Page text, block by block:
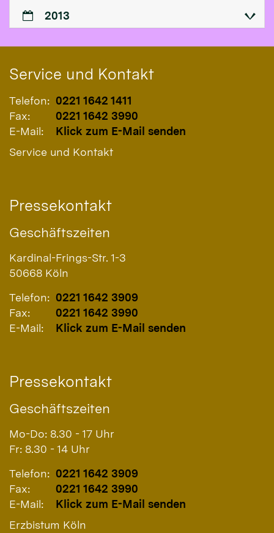
2013
Service und Kontakt
Telefon: 0221 1642 1411
Fax:
0221 1642 3990
E-Mail:
Klick zum E-Mail senden
Service und Kontakt
Pressekontakt
Geschäftszeiten
Kardinal-Frings-Str. 1-3
50668 Köln
Telefon: 0221 1642 3909
Fax:
0221 1642 3990
E-Mail:
Klick zum E-Mail senden
Pressekontakt
Geschäftszeiten
Mo-Do: 8.30 - 17 Uhr
Fr: 8.30 - 14 Uhr
Telefon: 0221 1642 3909
Fax:
0221 1642 3990
E-Mail:
Klick zum E-Mail senden
Erzbistum Köln